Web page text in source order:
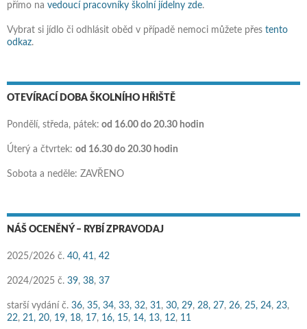
přímo na vedoucí pracovníky školní jídelny zde.
Vybrat si jídlo či odhlásit oběd v případě nemoci můžete přes tento
odkaz.
OTEVÍRACÍ DOBA ŠKOLNÍHO HŘIŠTĚ
Pondělí, středa, pátek: od 16.00 do 20.30 hodin
Úterý a čtvrtek: od 16.30 do 20.30 hodin
Sobota a neděle: ZAVŘENO
NÁŠ OCENĚNÝ – RYBÍ ZPRAVODAJ
2025/2026 č. 40, 41, 42
2024/2025 č. 39, 38, 37
starší vydání č. 36, 35, 34, 33, 32, 31, 30, 29, 28, 27, 26, 25, 24, 23,
22, 21, 20, 19, 18, 17, 16, 15, 14, 13, 12, 11